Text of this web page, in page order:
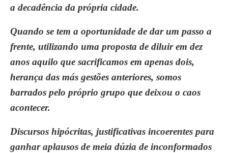
a decadência da própria cidade.
Quando se tem a oportunidade de dar um passo a
frente, utilizando uma proposta de diluir em dez
anos aquilo que sacrificamos em apenas dois,
herança das más gestões anteriores, somos
barrados pelo próprio grupo que deixou o caos
acontecer.
Discursos hipócritas, justificativas incoerentes para
ganhar aplausos de meia dúzia de inconformados